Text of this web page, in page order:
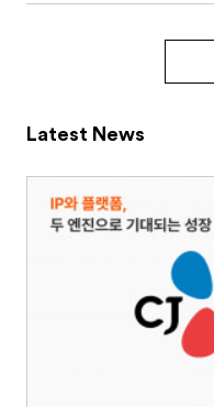
Latest News